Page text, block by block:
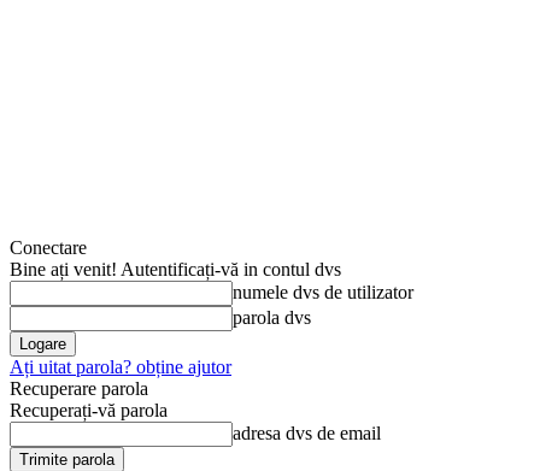
Conectare
Bine ați venit! Autentificați-vă in contul dvs
numele dvs de utilizator
parola dvs
Ați uitat parola? obține ajutor
Recuperare parola
Recuperați-vă parola
adresa dvs de email